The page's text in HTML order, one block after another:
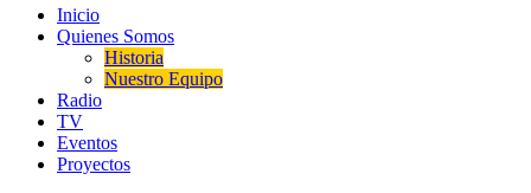
Inicio
Quienes Somos
Historia
Nuestro Equipo
Radio
TV
Eventos
Proyectos